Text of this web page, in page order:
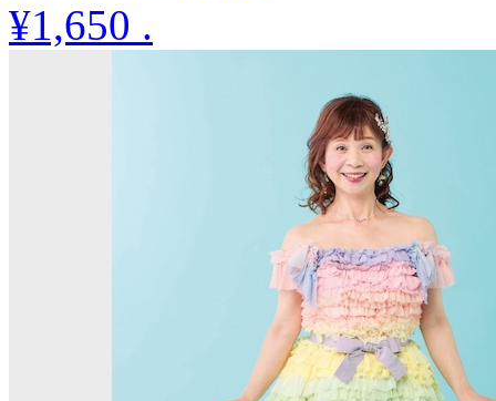
¥1,650 .